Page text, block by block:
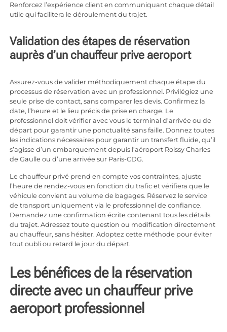
Renforcez l’expérience client en communiquant chaque détail
utile qui facilitera le déroulement du trajet.
Validation des étapes de réservation
auprès d’un chauffeur prive aeroport
Assurez-vous de valider méthodiquement chaque étape du
processus de réservation avec un professionnel. Privilégiez une
seule prise de contact, sans comparer les devis. Confirmez la
date, l’heure et le lieu précis de prise en charge. Le
professionnel doit vérifier avec vous le terminal d’arrivée ou de
départ pour garantir une ponctualité sans faille. Donnez toutes
les indications nécessaires pour garantir un transfert fluide, qu’il
s’agisse d’un embarquement depuis l’aéroport Roissy Charles
de Gaulle ou d’une arrivée sur Paris-CDG.
Le chauffeur privé prend en compte vos contraintes, ajuste
l’heure de rendez-vous en fonction du trafic et vérifiera que le
véhicule convient au volume de bagages. Réservez le service
de transport uniquement via le professionnel de confiance.
Demandez une confirmation écrite contenant tous les détails
du trajet. Adressez toute question ou modification directement
au chauffeur, sans hésiter. Adoptez cette méthode pour éviter
tout oubli ou retard le jour du départ.
Les bénéfices de la réservation
directe avec un chauffeur prive
aeroport professionnel